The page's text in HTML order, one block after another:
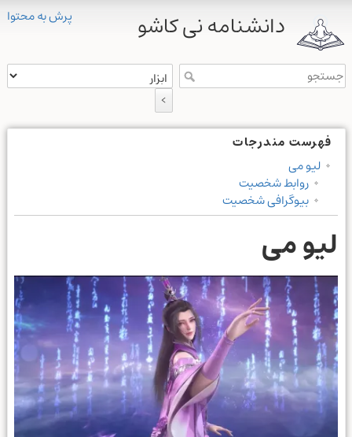
پرش به محتوا دانشنامه نی کاشو
>
فهرست مندرجات
لیو می
روابط شخصیت
بیوگرافی شخصیت
لیو می